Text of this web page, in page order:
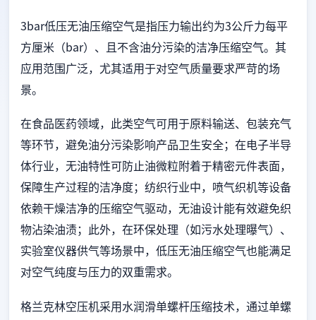
3bar低压无油压缩空气是指压力输出约为3公斤力每平
方厘米（bar）、且不含油分污染的洁净压缩空气。其
应用范围广泛，尤其适用于对空气质量要求严苛的场
景。
在食品医药领域，此类空气可用于原料输送、包装充气
等环节，避免油分污染影响产品卫生安全；在电子半导
体行业，无油特性可防止油微粒附着于精密元件表面，
保障生产过程的洁净度；纺织行业中，喷气织机等设备
依赖干燥洁净的压缩空气驱动，无油设计能有效避免织
物沾染油渍；此外，在环保处理（如污水处理曝气）、
实验室仪器供气等场景中，低压无油压缩空气也能满足
对空气纯度与压力的双重需求。
格兰克林空压机采用水润滑单螺杆压缩技术，通过单螺